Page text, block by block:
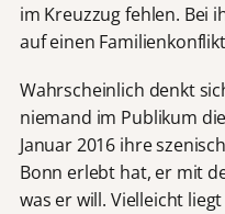
im Kreuzzug fehlen. Bei
auf einen
Wahrscheinlich denkt
niemand im Publikum
Januar 2016 ihre
Bonn erlebt hat, er mit
was er will. Vielleicht